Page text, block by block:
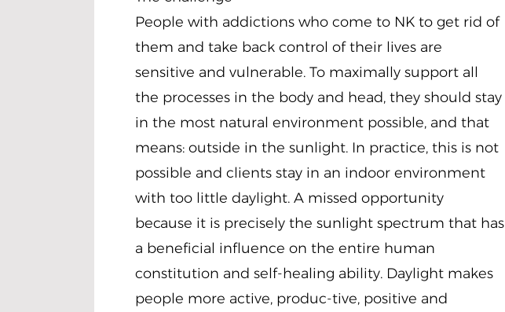
People with addictions who come to NK to get rid of
them and take back control of their lives are
sensitive and vulnerable. To maximally support all
the processes in the body and head, they should stay
in the most natural environment possible, and that
means: outside in the sunlight. In practice, this is not
possible and clients stay in an indoor environment
with too little daylight. A missed opportunity
because it is precisely the sunlight spectrum that has
a beneficial influence on the entire human
constitution and self-healing ability. Daylight makes
people more active, produc-tive, positive and